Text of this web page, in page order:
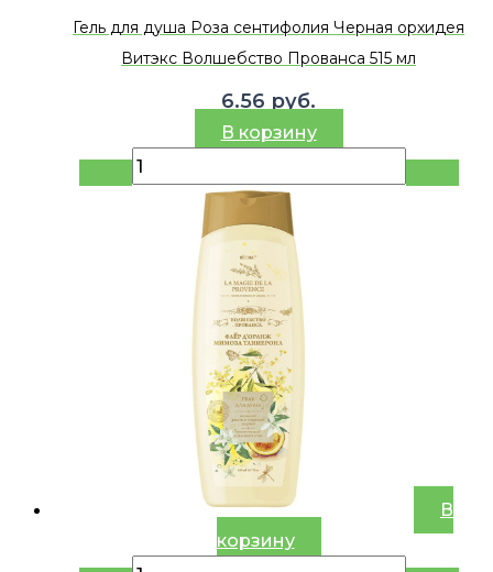
Гель для душа Роза сентифолия Черная орхидея
Витэкс Волшебство Прованса 515 мл
6.56 руб.
В корзину
В
корзину